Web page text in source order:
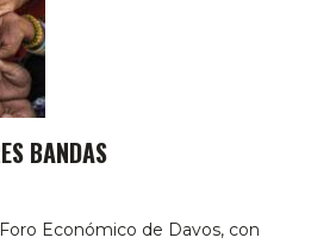
BANDAS
Económico de Davos, con